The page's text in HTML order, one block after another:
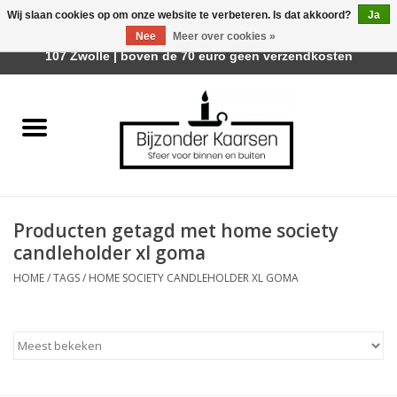
Räder Design Stories
Geurkaarsen
Tafelhaarden
Producten getagd met home society
candleholder xl goma
HOME/TAGS/ HOME SOCIETY CANDLEHOLDER XL GOMA
Wij slaan cookies op om onze website te verbeteren. Is dat akkoord?
Ja
Nee
Meer over cookies »
Afhalen is mogelijk bij Trotz Woon & Cadeau | Belvederelaan
107 Zwolle | boven de 70 euro geen verzendkosten